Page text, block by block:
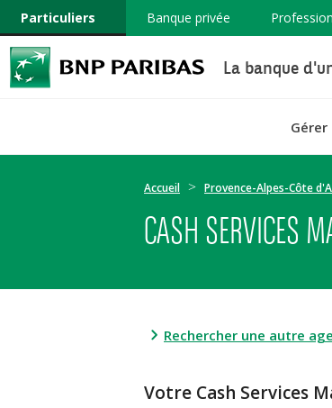
Particuliers Banque privée
La banque
Accueil Provence-Alpes-Côte
CASH SERVICES
Rechercher une autre
Votre Cash Services